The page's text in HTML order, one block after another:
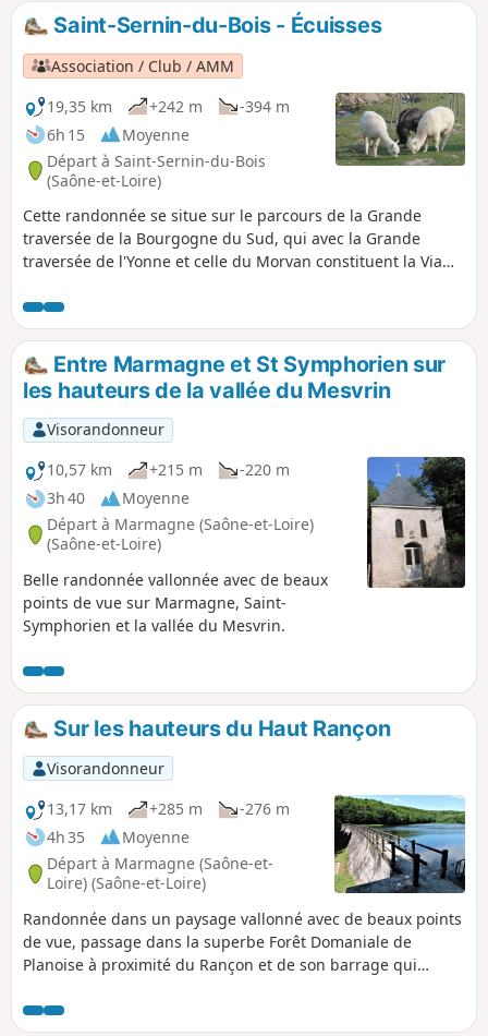
Saint-Sernin-du-Bois - Écuisses
Association / Club / AMM
19,35 km
+242 m
-394 m
6h 15
Moyenne
Départ à Saint-Sernin-du-Bois
(Saône-et-Loire)
Cette randonnée se situe sur le parcours de la Grande
traversée de la Bourgogne du Sud, qui avec la Grande
traversée de l'Yonne et celle du Morvan constituent la Via
Yonne à Macon permet de découvrir la Bourgogne Éternelle
s'étend sur presque 500 km. Vous pouvez le découvrir sur le
site. Entre Marmagne et St Symphorien sur
les hauteurs de la vallée du Mesvrin
Visorandonneur
10,57 km
+215 m
-220 m
3h 40
Moyenne
Départ à Marmagne (Saône-et-Loire)
(Saône-et-Loire)
Belle randonnée vallonnée avec de beaux
points de vue sur Marmagne, Saint-
Symphorien et la vallée du Mesvrin.
Sur les hauteurs du Haut Rançon
Visorandonneur
13,17 km
+285 m
-276 m
4h 35
Moyenne
Départ à Marmagne (Saône-et-
Loire) (Saône-et-Loire)
Randonnée dans un paysage vallonné avec de beaux points
de vue, passage dans la superbe Forêt Domaniale de
Planoise à proximité du Rançon et de son barrage qui